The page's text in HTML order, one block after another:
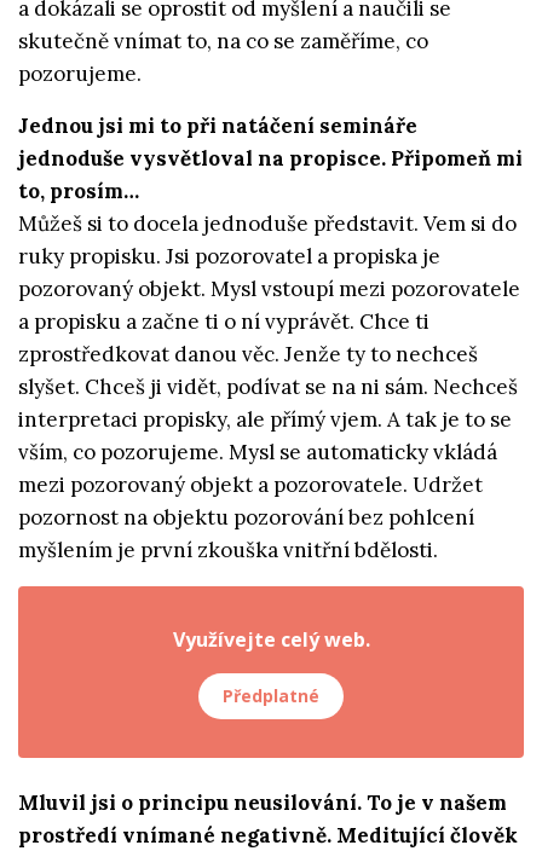
a dokázali se oprostit od myšlení a naučili se
skutečně vnímat to, na co se zaměříme, co
pozorujeme.
Jednou jsi mi to při natáčení semináře
jednoduše vysvětloval na propisce. Připomeň mi
to, prosím…
Můžeš si to docela jednoduše představit. Vem si do
ruky propisku. Jsi pozorovatel a propiska je
pozorovaný objekt. Mysl vstoupí mezi pozorovatele
a propisku a začne ti o ní vyprávět. Chce ti
zprostředkovat danou věc. Jenže ty to nechceš
slyšet. Chceš ji vidět, podívat se na ni sám. Nechceš
interpretaci propisky, ale přímý vjem. A tak je to se
vším, co pozorujeme. Mysl se automaticky vkládá
mezi pozorovaný objekt a pozorovatele. Udržet
pozornost na objektu pozorování bez pohlcení
myšlením je první zkouška vnitřní bdělosti.
Využívejte celý web.
Předplatné
Mluvil jsi o principu neusilování. To je v našem
prostředí vnímané negativně. Meditující člověk